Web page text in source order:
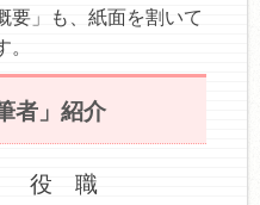
要」も、紙面を割いて
者」紹介
職